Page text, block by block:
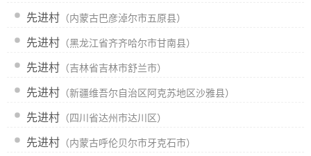
先进村 （内蒙古巴彦淖尔市五原县）
先进村 （黑龙江省齐齐哈尔市甘南县）
先进村 （吉林省吉林市舒兰市）
先进村 （新疆维吾尔自治区阿克苏地区沙雅县）
先进村 （四川省达州市达川区）
先进村 （内蒙古呼伦贝尔市牙克石市）